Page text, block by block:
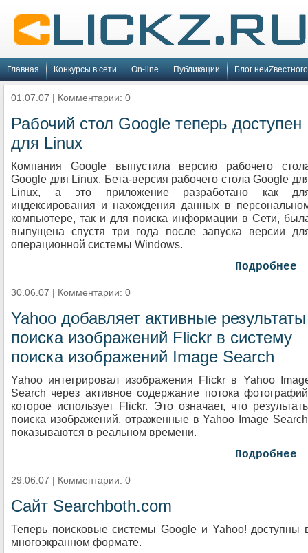
Главная Конкурсы в сети On-line Публикации Блог
01.07.07 | Комментарии: 0
Рабочий стол Google теперь доступен
для Linux
Компания Google выпустила версию рабочего
Google для Linux. Бета-версия рабочего стола Google
Linux, а это приложение разработано как
индексирования и нахождения данных в
компьютере, так и для поиска информации в Сети,
выпущена спустя три года после запуска версии
операционной системы Windows.
Подробнее
30.06.07 | Комментарии: 0
Yahoo добавляет активные результаты
поиска изображений Flickr в систему
поиска изображений Image Search
Yahoo интегрировал изображения Flickr в Yahoo
Search через активное содержание потока
которое использует Flickr. Это означает, что
поиска изображений, отраженные в Yahoo Image
показываются в реальном времени.
Подробнее
29.06.07 | Комментарии: 0
Сайт Searchboth.com
Теперь поисковые системы Google и Yahoo! доступны
многоэкранном формате.